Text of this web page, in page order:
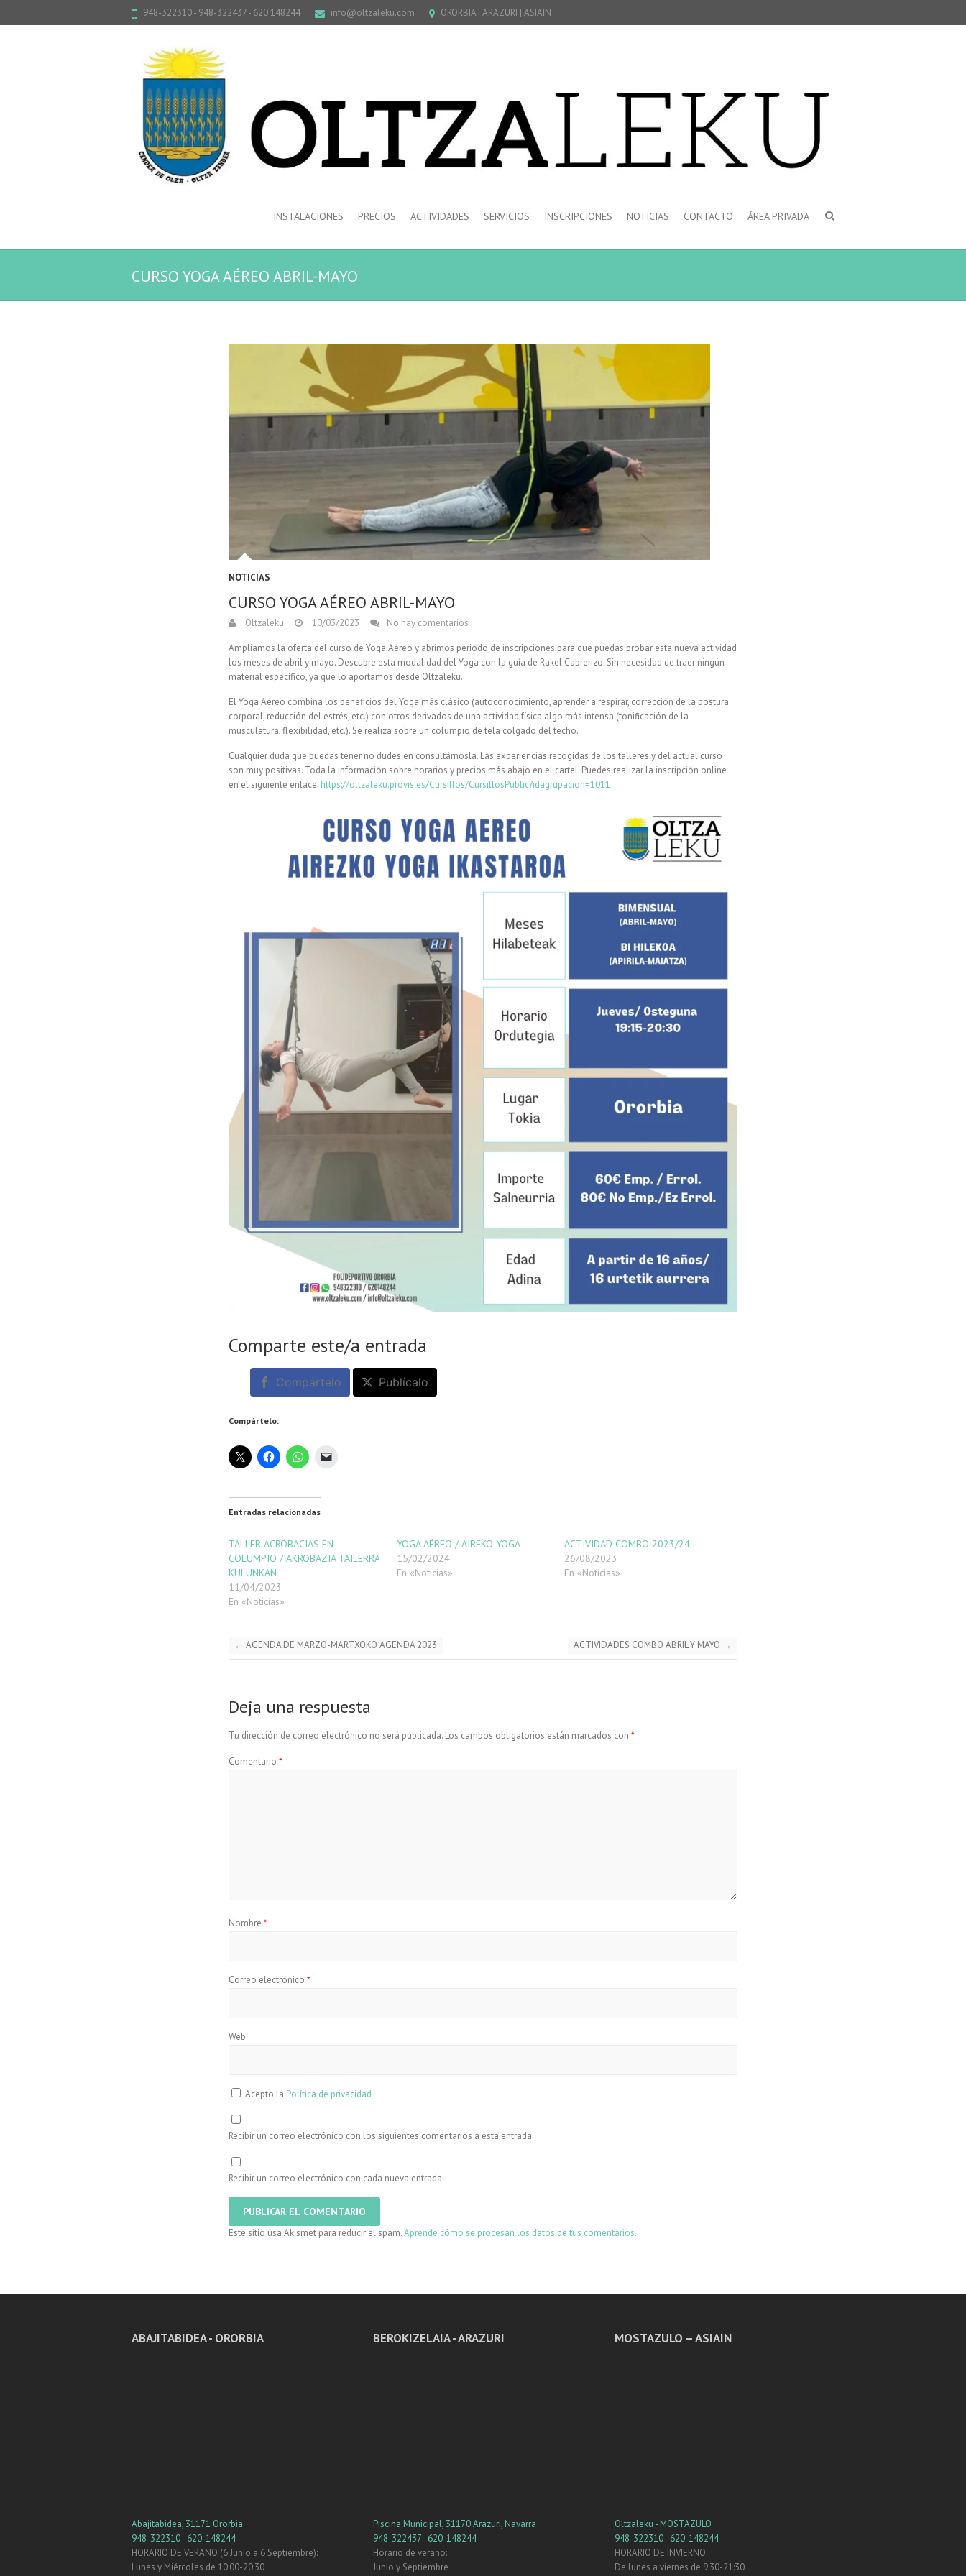
948-322310 - 948-322437 - 620 148244 info@oltzaleku.com ORORBIA | ARAZURI | ASIAIN
INSTALACIONES PRECIOS ACTIVIDADES SERVICIOS INSCRIPCIONES NOTICIAS CONTACTO ÁREA PRIVADA
CURSO YOGA AÉREO ABRIL-MAYO
NOTICIAS
CURSO YOGA AÉREO ABRIL-MAYO
Oltzaleku 10/03/2023 No hay comentarios
Ampliamos la oferta del curso de Yoga Aéreo y abrimos periodo de inscripciones para que puedas probar esta nueva actividad
los meses de abril y mayo. Descubre esta modalidad del Yoga con la guía de Rakel Cabrerizo. Sin necesidad de traer ningún
material específico, ya que lo aportamos desde Oltzaleku.
El Yoga Aéreo combina los beneficios del Yoga más clásico (autoconocimiento, aprender a respirar, corrección de la postura
corporal, reducción del estrés, etc.) con otros derivados de una actividad física algo más intensa (tonificación de la
musculatura, flexibilidad, etc.). Se realiza sobre un columpio de tela colgado del techo.
Cualquier duda que puedas tener no dudes en consultárnosla. Las experiencias recogidas de los talleres y del actual curso
son muy positivas. Toda la información sobre horarios y precios más abajo en el cartel. Puedes realizar la inscripción online
en el siguiente enlace: https://oltzaleku.provis.es/Cursillos/CursillosPublic?idagrupacion=1011
Comparte este/a entrada
Compártelo Publícalo
Compártelo:
Entradas relacionadas
TALLER ACROBACIAS EN
COLUMPIO / AKROBAZIA TAILERRA
KULUNKAN
11/04/2023
En «Noticias»
YOGA AÉREO / AIREKO YOGA
15/02/2024
En «Noticias»
ACTIVIDAD COMBO 2023/24
26/08/2023
En «Noticias»
← AGENDA DE MARZO-MARTXOKO AGENDA 2023 ACTIVIDADES COMBO ABRIL Y MAYO →
Deja una respuesta
Tu dirección de correo electrónico no será publicada. Los campos obligatorios están marcados con *
Comentario *
Nombre *
Correo electrónico *
Web
Acepto la Política de privacidad
Recibir un correo electrónico con los siguientes comentarios a esta entrada.
Recibir un correo electrónico con cada nueva entrada.
Este sitio usa Akismet para reducir el spam.Aprende cómo se procesan los datos de tus comentarios.
ABAJITABIDEA - ORORBIA
Abajitabidea, 31171 Ororbia
948-322310 - 620-148244
HORARIO DE VERANO (6 Junio a 6 Septiembre):
Lunes y Miércoles de 10:00-20:30
BEROKIZELAIA - ARAZURI
Piscina Municipal, 31170 Arazuri, Navarra
948-322437 - 620-148244
Horario de verano:
Junio y Septiembre
MOSTAZULO – ASIAIN
Oltzaleku - MOSTAZULO
948-322310 - 620-148244
HORARIO DE INVIERNO:
De lunes a viernes de 9:30-21:30